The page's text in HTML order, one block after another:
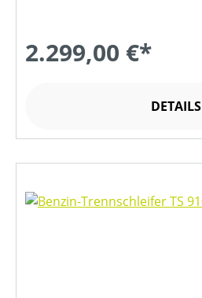
2.299,00 €*
DETAILS